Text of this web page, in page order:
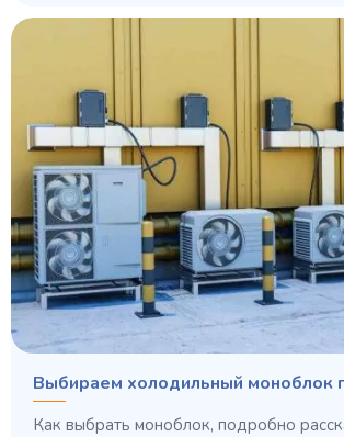
Выбираем холодильный моноблок
Как выбрать моноблок, подробно